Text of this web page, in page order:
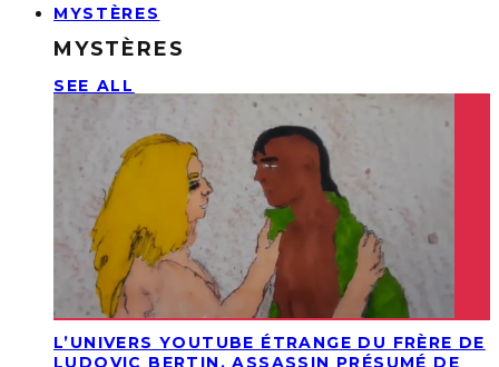
MYSTÈRES
MYSTÈRES
SEE ALL
L’UNIVERS YOUTUBE ÉTRANGE DU FRÈRE DE
LUDOVIC BERTIN, ASSASSIN PRÉSUMÉ DE